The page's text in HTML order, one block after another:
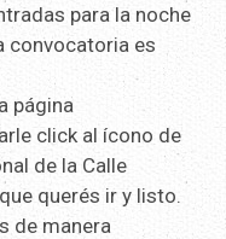
para la noche
convocatoria es
página
click al ícono de
de la Calle
querés ir y listo.
de manera